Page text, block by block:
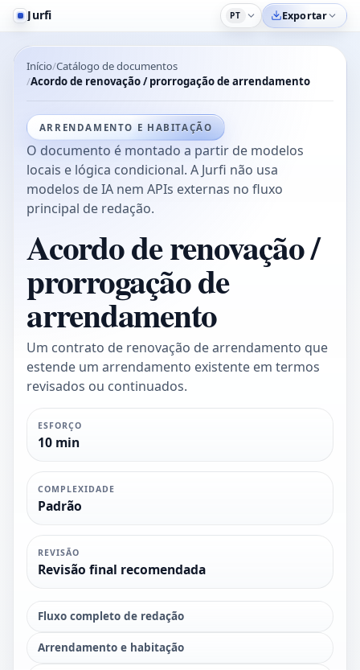
Jurfi PT Exportar
Início Catálogo de documentos
Acordo de renovação / prorrogação de arrendamento
ARRENDAMENTO E HABITAÇÃO
O documento é montado a partir de modelos
locais e lógica condicional. A Jurfi não usa
modelos de IA nem APIs externas no fluxo
principal de redação.
Acordo de renovação /
prorrogação de
arrendamento
Um contrato de renovação de arrendamento que
estende um arrendamento existente em termos
revisados ou continuados.
ESFORÇO
10 min
COMPLEXIDADE
Padrão
REVISÃO
Revisão final recomendada
Fluxo completo de redação
Arrendamento e habitação